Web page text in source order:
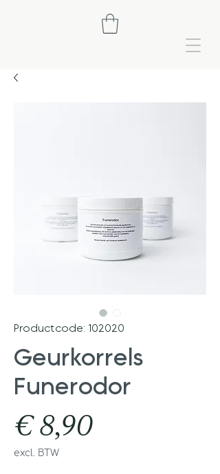
Productcode: 102020
Geurkorrels
Funerodor
€ 8,90
excl. BTW